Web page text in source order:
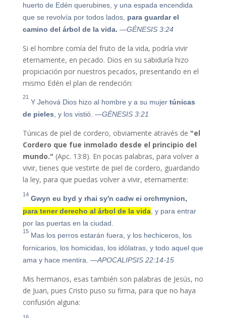
huerto de Edén querubines, y una espada encendida
que se revolvía por todos lados, para guardar el
camino del árbol de la vida. —GÉNESIS 3:24
Si el hombre comía del fruto de la vida, podría vivir
eternamente, en pecado. Dios en su sabiduría hizo
propiciación por nuestros pecados, presentando en el
mismo Edén el plan de rendeción:
21
Y Jehová Dios hizo al hombre y a su mujer túnicas
de pieles , y los vistió. —GÉNESIS 3:21
Túnicas de piel de cordero, obviamente através de "el
Cordero que fue inmolado desde el principio del
mundo." (Apc. 13:8). En pocas palabras, para volver a
vivir, tienes que vestirte de piel de cordero, guardando
la ley, para que puedas volver a vivir, eternamente:
14 Gwyn eu byd y rhai sy'n cadw ei orchmynion,
para tener derecho al árbol de la vida, y para entrar
por las puertas en la ciudad.
15Mas los perros estarán fuera, y los hechiceros, los
fornicarios, los homicidas, los idólatras, y todo aquel que
ama y hace mentira. —APOCALIPSIS 22:14-15
Mis hermanos, esas también son palabras de Jesús, no
de Juan, pues Cristo puso su firma, para que no haya
confusión alguna: